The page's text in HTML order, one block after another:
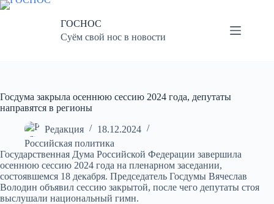
Перейти
ГОСНОС
Суём свой нос в новости
Госдума закрыла осеннюю сессию 2024 года, депутаты
направятся в регионы
Редакция
18.12.2024
Российская политика
Государственная Дума Российской Федерации завершила
осеннюю сессию 2024 года на пленарном заседании,
состоявшемся 18 декабря. Председатель Госдумы Вячеслав
Володин объявил сессию закрытой, после чего депутаты стоя
выслушали национальный гимн.